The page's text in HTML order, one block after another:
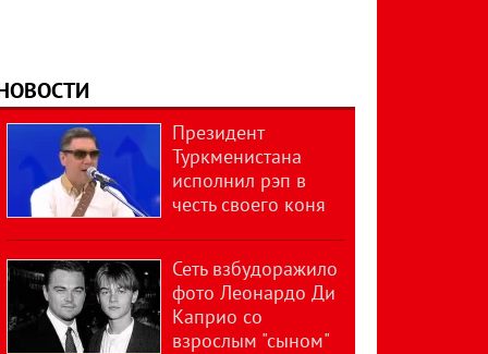
Президент
Туркменистана
исполнил рэп в
честь своего коня
Сеть взбудоражило
фото Леонардо Ди
Каприо со
взрослым "сыном"